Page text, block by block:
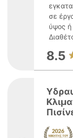
σε
ύψος ή
8.5